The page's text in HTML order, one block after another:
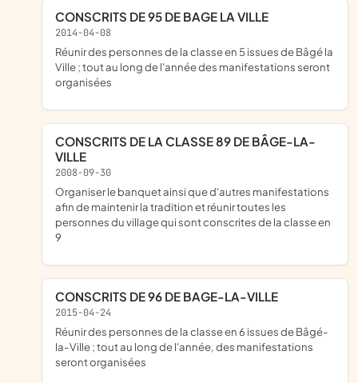
CONSCRITS DE 95 DE BAGE LA VILLE
2014-04-08
réunir des personnes de la classe en 5 issues de Bâgé la
Ville ; tout au long de l'année des manifestations seront
organisées
CONSCRITS DE LA CLASSE 89 DE BÂGE-LA-
VILLE
2008-09-30
organiser le banquet ainsi que d'autres manifestations
afin de maintenir la tradition et réunir toutes les
personnes du village qui sont conscrites de la classe en
9
CONSCRITS DE 96 DE BAGE-LA-VILLE
2015-04-24
réunir des personnes de la classe en 6 issues de Bâgé-
la-Ville ; tout au long de l'année, des manifestations
seront organisées